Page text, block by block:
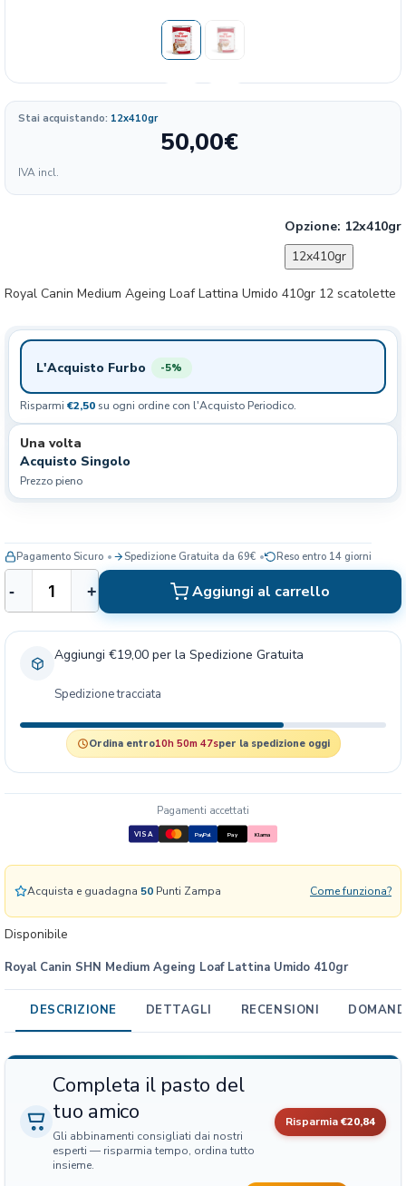
Disponibile
Royal Canin SHN Medium Ageing Loaf Lattina Umido 410gr
Stai acquistando: 12x410gr
50,00€
IVA incl.
Opzione: 12x410gr
12x410gr
Royal Canin Medium Ageing Loaf Lattina Umido 410gr 12 scatolette
L'Acquisto Furbo -5%
Risparmi €2,50 su ogni ordine con l'Acquisto Periodico.
Una volta
Acquisto Singolo
Prezzo pieno
o
y
l
a
S
H
i
u
m
i
n
g
L
o
a
f
L
- + Aggiungi al carrello
Pagamento Sicuro Spedizione Gratuita da 69€ Reso entro 14 giorni
Aggiungi €19,00 per la Spedizione Gratuita
Spedizione tracciata
Ordina entro10h 50m 46sper la spedizione oggi
Acquista e guadagna 50 Punti Zampa Come funziona?
Pagamenti accettati
VISA PayPal Pay Klarna
DESCRIZIONE DETTAGLI RECENSIONI
Completa il pasto del
tuo amico
Gli abbinamenti consigliati dai nostri
esperti — risparmia tempo, ordina tutto
insieme.
Risparmia€20,84